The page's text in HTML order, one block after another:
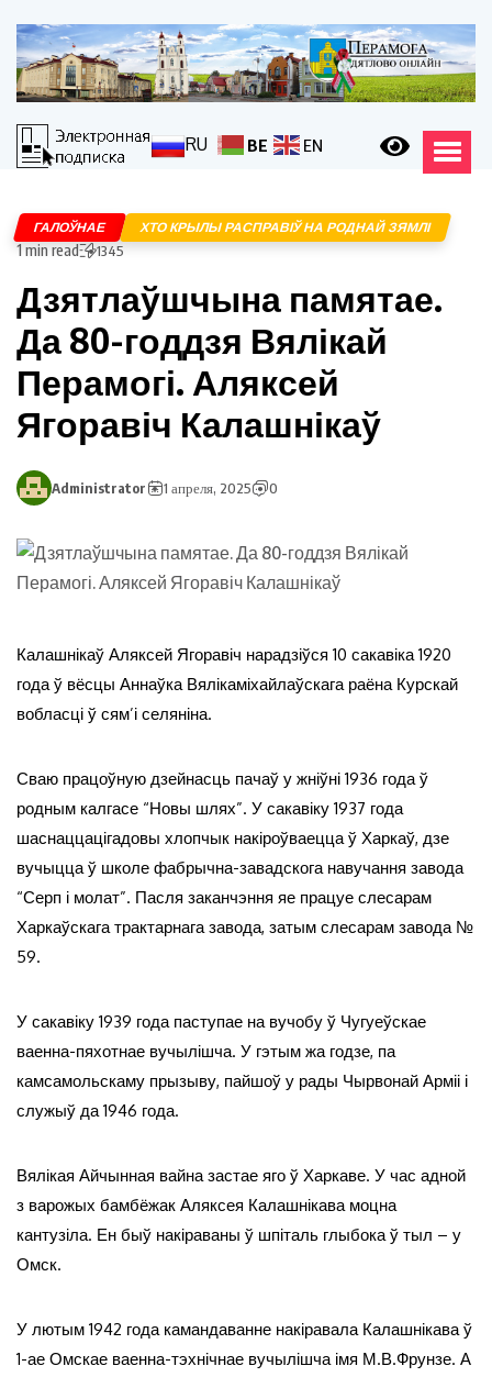
RU BE EN
ГАЛОЎНАЕ ХТО КРЫЛЫ РАСПРАВІЎ НА РОДНАЙ ЗЯМЛІ
1 min read 1345
Дзятлаўшчына памятае.
Да 80-годдзя Вялікай
Перамогі. Аляксей
Ягоравіч Калашнікаў
Administrator 1 апреля, 2025 0
Калашнікаў Аляксей Ягоравіч нарадзіўся 10 сакавіка 1920
года ў вёсцы Аннаўка Вялікаміхайлаўскага раёна Курскай
вобласці ў сям’і селяніна.
Сваю працоўную дзейнасць пачаў у жніўні 1936 года ў
родным калгасе “Новы шлях”. У сакавіку 1937 года
шаснаццацігадовы хлопчык накіроўваецца ў Харкаў, дзе
вучыцца ў школе фабрычна-завадскога навучання завода
“Серп і молат”. Пасля заканчэння яе працуе слесарам
Харкаўскага трактарнага завода, затым слесарам завода №
59.
У сакавіку 1939 года паступае на вучобу ў Чугуеўскае
ваенна-пяхотнае вучылішча. У гэтым жа годзе, па
камсамольскаму прызыву, пайшоў у рады Чырвонай Арміі і
служыў да 1946 года.
Вялікая Айчынная вайна застае яго ў Харкаве. У час адной
з варожых бамбёжак Аляксея Калашнікава моцна
кантузіла. Ен быў накіраваны ў шпіталь глыбока ў тыл – у
Омск.
У лютым 1942 года камандаванне накіравала Калашнікава ў
1-ае Омскае ваенна-тэхнічнае вучылішча імя М.В.Фрунзе. А